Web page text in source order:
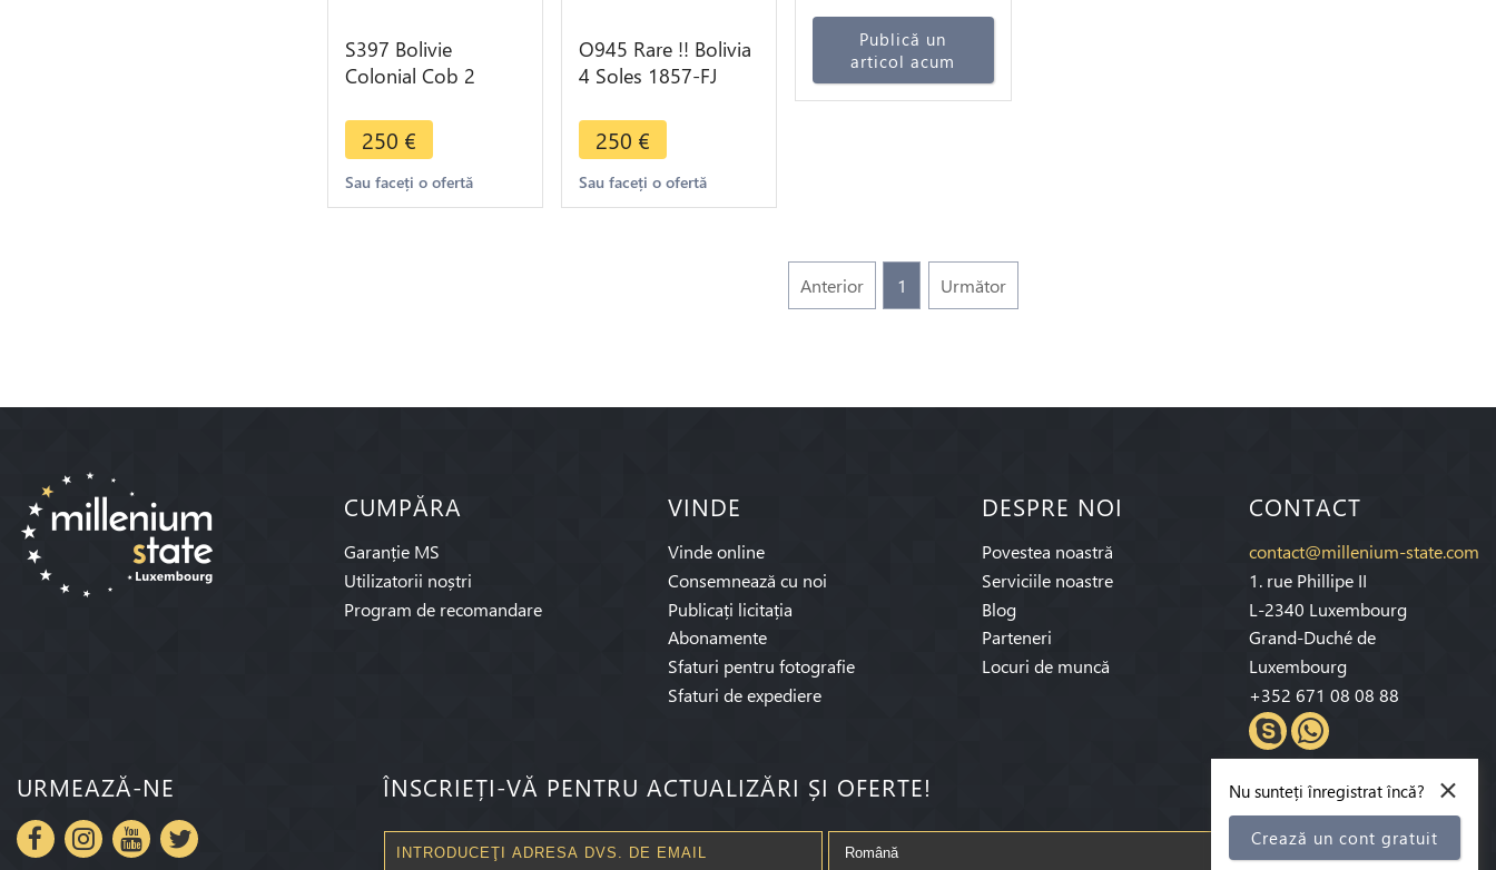
S397 Bolivie
Colonial Cob 2
1746-1759 Potosi
1751 Silver
250 €
Sau faceți o ofertă
O945 Rare !! Bolivia
4 Soles 1857-FJ
250 €
Sau faceți o ofertă
Publică un
articol acum
Anterior 1 Următor
CUMPĂRA
Garanție MS
Utilizatorii noștri
Program de recomandare
VINDE
Vinde online
Consemnează cu noi
Publicați licitația
Abonamente
Sfaturi pentru fotografie
Sfaturi de expediere
DESPRE NOI
Povestea noastră
Serviciile noastre
Blog
Parteneri
Locuri de muncă
CONTACT
contact@millenium-state.com
1. rue Phillipe II
L-2340 Luxembourg
Grand-Duché de
Luxembourg
+352 671 08 08 88
URMEAZĂ-NE ÎNSCRIEȚI-VĂ PENTRU ACTUALIZĂRI ȘI OFERTE! ×
Nu sunteți înregistrat încă?
Crează un cont gratuit